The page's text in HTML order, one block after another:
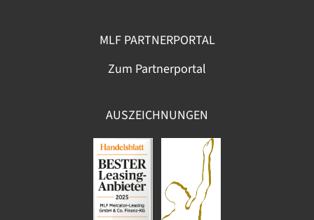
MLF PARTNERPORTAL
Zum Partnerportal
AUSZEICHNUNGEN